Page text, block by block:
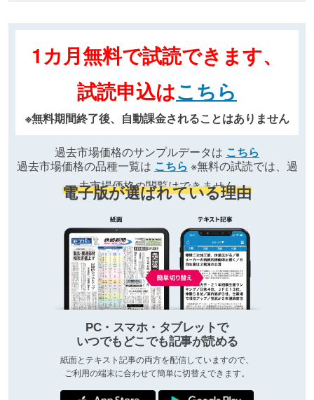
1カ月無料で試読できます、
試読申込はこちら
※無料期間終了後、自動課金されることはありません
過去市場価格のサンプルデータは こちら
過去市場価格の品種一覧は こちら ※無料の試読では、過
去市場価格の閲覧はできません
電子版が選ばれている理由
PC・スマホ・タブレットで
いつでもどこでも記事が読める
紙面とテキスト記事の両方を配信していますので、
ご利用の端末に合わせて簡単に切替えできます。